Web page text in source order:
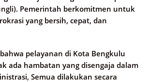
Pemerintah berkomitmen untuk
yang bersih, cepat, dan
pelayanan di Kota Bengkulu
ada hambatan yang disengaja dalam
Semua dilakukan secara